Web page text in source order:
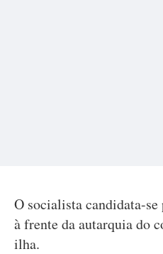
O socialista candidata-
à frente da autarquia do
ilha.